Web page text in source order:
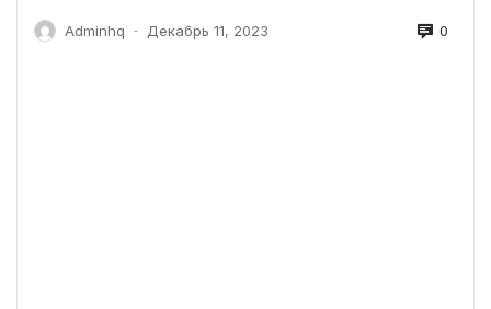
Adminhq - Декабрь 11, 2023 0